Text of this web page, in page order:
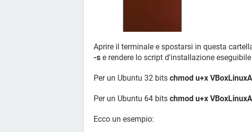
Aprire il terminale e spostarsi in questa
-s e rendere lo script d'installazione
Per un Ubuntu 32 bits chmod u+x
Per un Ubuntu 64 bits chmod u+x
Ecco un esempio: